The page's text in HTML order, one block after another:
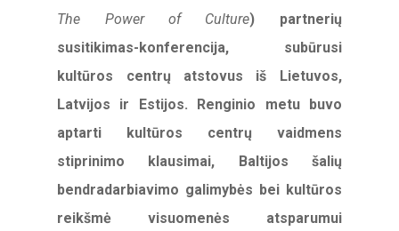
The Power of Culture) partnerių
susitikimas-konferencija, subūrusi
kultūros centrų atstovus iš Lietuvos,
Latvijos ir Estijos. Renginio metu buvo
aptarti kultūros centrų vaidmens
stiprinimo klausimai, Baltijos šalių
bendradarbiavimo galimybės bei kultūros
reikšmė visuomenės atsparumui